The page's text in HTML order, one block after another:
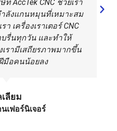
ต้องมีการ
บำรุงรักษา
ใบมีด แกน
หมุน การ
หล่อลื่น
จำเป็นต้อง
มีการบำรุง
กระจก
AccTek CNC ช่วยเรา
ลังแกนหมุนที่เหมาะสม
เครื่องเราเตอร์ CNC
บรื่นทุกวัน และทำให้
รามีเสถียรภาพมากขึ้น
มือคนน้อยลง
ลียม
นเฟอร์นิเจอร์